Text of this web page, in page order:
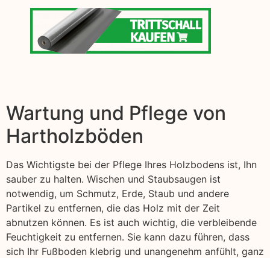
Wartung und Pflege von
Hartholzböden
Das Wichtigste bei der Pflege Ihres Holzbodens ist, Ihn
sauber zu halten. Wischen und Staubsaugen ist
notwendig, um Schmutz, Erde, Staub und andere
Partikel zu entfernen, die das Holz mit der Zeit
abnutzen können. Es ist auch wichtig, die verbleibende
Feuchtigkeit zu entfernen. Sie kann dazu führen, dass
sich Ihr Fußboden klebrig und unangenehm anfühlt, ganz